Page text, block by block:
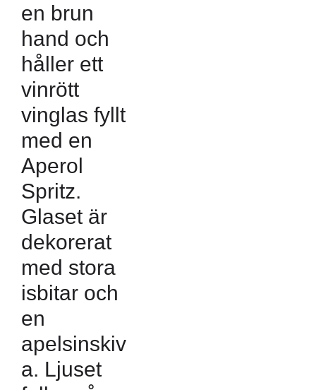
en brun
hand och
håller ett
vinrött
vinglas fyllt
med en
Aperol
Spritz.
Glaset är
dekorerat
med stora
isbitar och
en
apelsinskiv
a. Ljuset